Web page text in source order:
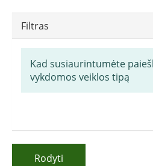
Filtras
Kad susiaurintumėte
vykdomos veiklos tipą
Rodyti